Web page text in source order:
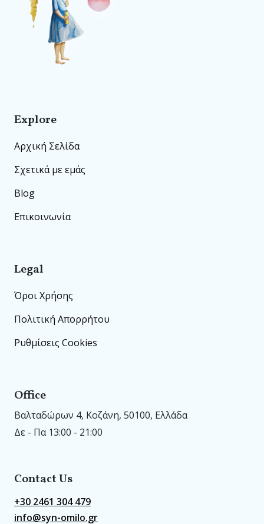
Explore
Αρχική Σελίδα
Σχετικά με εμάς
Blog
Επικοινωνία
Legal
Όροι Χρήσης
Πολιτική Απορρήτου
Ρυθμίσεις Cookies
Office
Βαλταδώρων 4, Κοζάνη, 50100, Ελλάδα
Δε - Πα 13:00 - 21:00
Contact Us
+30 2461 304 479
info@syn-omilo.gr